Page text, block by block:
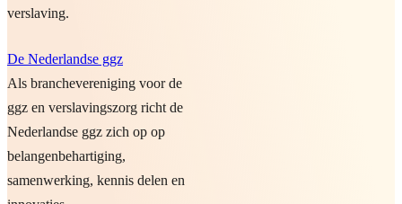
verslaving.
De Nederlandse ggz
Als branchevereniging voor de
ggz en verslavingszorg richt de
Nederlandse ggz zich op op
belangenbehartiging,
samenwerking, kennis delen en